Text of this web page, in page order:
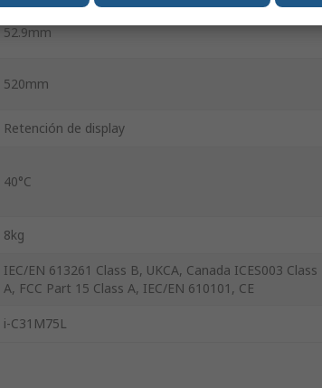
52.9mm
520mm
Retención de display
40°C
8kg
IEC/EN 613261 Class B, UKCA, Canada ICES003 Class
A, FCC Part 15 Class A, IEC/EN 610101, CE
i-C31M75L